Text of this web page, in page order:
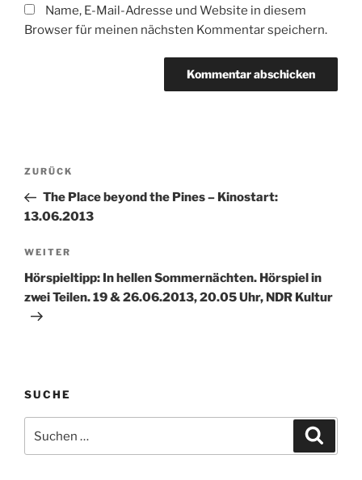
Name, E-Mail-Adresse und Website in diesem
Browser für meinen nächsten Kommentar speichern.
Beitragsnavigation
Vorheriger
Beitrag
ZURÜCK
The Place beyond the Pines – Kinostart:
13.06.2013
Nächster
Beitrag
WEITER
Hörspieltipp: In hellen Sommernächten. Hörspiel in
zwei Teilen. 19 & 26.06.2013, 20.05 Uhr, NDR Kultur
SUCHE
nach: